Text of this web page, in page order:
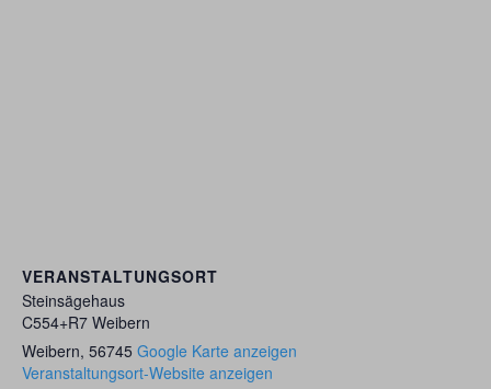
VERANSTALTUNGSORT
Steinsägehaus
C554+R7 Weibern
Weibern, 56745 Google Karte anzeigen
Veranstaltungsort-Website anzeigen